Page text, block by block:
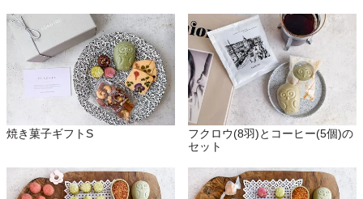
焼き菓子ギフトS
フクロウ(8羽)とコーヒー(5個)の
セット